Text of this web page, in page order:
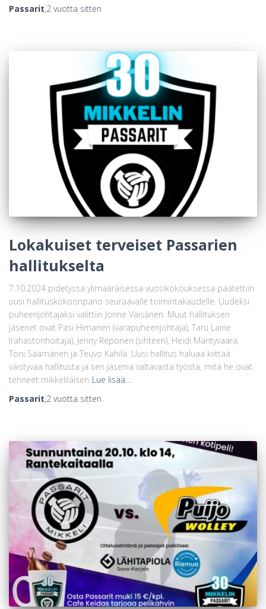
Passarit,2 vuotta sitten
Lokakuiset terveiset Passarien
hallitukselta
7.10.2024 pidetyssä ylimääräisessä vuosikokouksessa päätettiin
uusi hallituskokoonpano seuraavalle toimintakaudelle. Uudeksi
puheenjohtajaksi valittiin Jonne Väisänen. Muut hallituksen
jäsenet ovat Pasi Himanen (varapuheenjohtaja), Taru Laine
(rahastonhoitaja), Jenny Reponen (sihteeri), Heidi Mäntyvaara,
Toni Säämänen ja Teuvo Kahila. Uusi hallitus haluaa kiittää
väistyvää hallitusta ja sen jäseniä valtavasta työstä, mitä he ovat
tehneet mikkeliläisen Lue lisää…
Passarit,2 vuotta sitten